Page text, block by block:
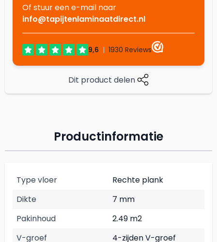
Of stuur een e-mail naar
info@tapijtenlaminaatdirect.nl
Dit product delen
Productinformatie
Type vloer
Rechte plank
Dikte
7 mm
Pakinhoud
2.49 m2
V-groef
4-zijden V-groef